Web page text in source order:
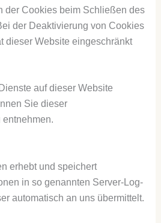
der Cookies beim Schließen des
der Deaktivierung von Cookies
dieser Website eingeschränkt
auf dieser Website
Sie dieser
entnehmen.
erhebt und speichert
in so genannten Server-Log-
automatisch an uns übermittelt.